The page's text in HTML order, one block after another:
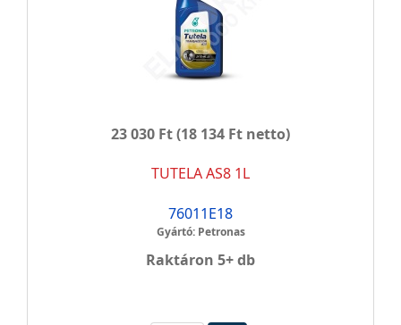
23 030 Ft(18 134 Ft netto)
TUTELA AS8 1L
76011E18
Gyártó: Petronas
Raktáron 5+ db